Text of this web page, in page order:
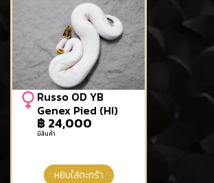
Russo OD YB
Genex Pied (HI)
฿ 24,000
มีสินค้า
หยิบใส่ตะกร้า